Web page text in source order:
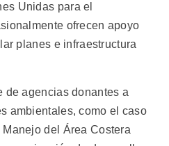
Unidas para el
ofrecen apoyo
planes e infraestructura
de agencias donantes a
ambientales, como el caso
del Área Costera